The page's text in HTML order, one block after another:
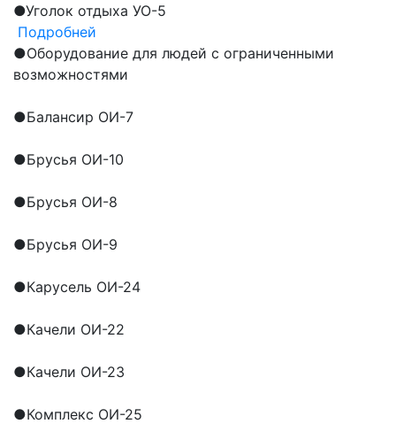
●Уголок отдыха УО-5
Подробней
●Оборудование для людей с ограниченными
возможностями
●Балансир ОИ-7
●Брусья ОИ-10
●Брусья ОИ-8
●Брусья ОИ-9
●Карусель ОИ-24
●Качели ОИ-22
●Качели ОИ-23
●Комплекс ОИ-25